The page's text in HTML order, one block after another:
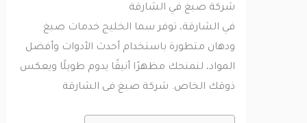
شركة صبغ في الشارقة
في الشارقة، توفر سما الخليج خدمات صبغ
ودهان متطورة باستخدام أحدث الأدوات وأفضل
المواد، لنمنحك مظهرًا أنيقًا يدوم طويلًا ويعكس
ذوقك الخاص. شركة صبغ فى الشارقة